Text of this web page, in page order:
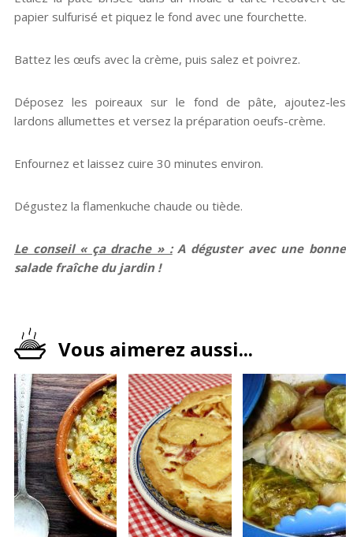
papier sulfurisé et piquez le fond avec une fourchette.
Battez les œufs avec la crème, puis salez et poivrez.
Déposez les poireaux sur le fond de pâte, ajoutez-les
lardons allumettes et versez la préparation oeufs-crème.
Enfournez et laissez cuire 30 minutes environ.
Dégustez la flamenkuche chaude ou tiède.
Le conseil « ça drache » :A déguster avec une bonne
salade fraîche du jardin !
Vous aimerez aussi...